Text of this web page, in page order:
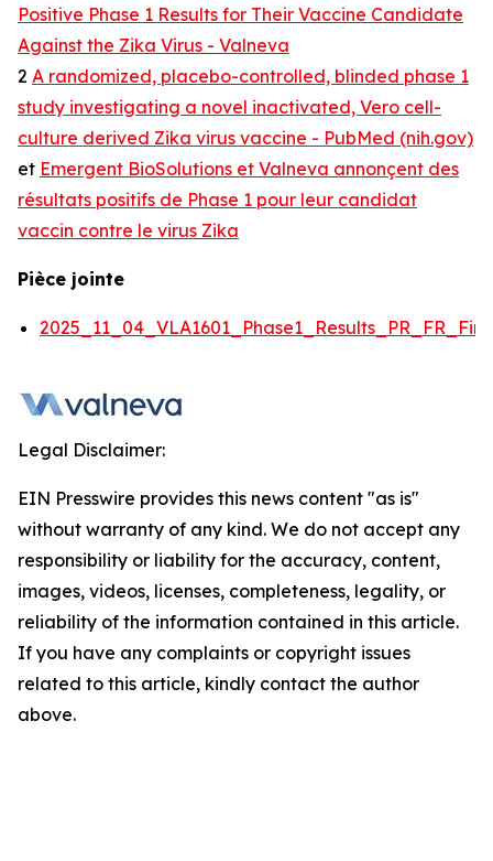
Positive Phase 1 Results for Their Vaccine Candidate
Against the Zika Virus - Valneva
2 A randomized, placebo-controlled, blinded phase 1
study investigating a novel inactivated, Vero cell-
culture derived Zika virus vaccine - PubMed (nih.gov)
et Emergent BioSolutions et Valneva annonçent des
résultats positifs de Phase 1 pour leur candidat
vaccin contre le virus Zika
Pièce jointe
Legal Disclaimer:
EIN Presswire provides this news content "as is"
without warranty of any kind. We do not accept any
responsibility or liability for the accuracy, content,
images, videos, licenses, completeness, legality, or
reliability of the information contained in this article.
If you have any complaints or copyright issues
related to this article, kindly contact the author
above.